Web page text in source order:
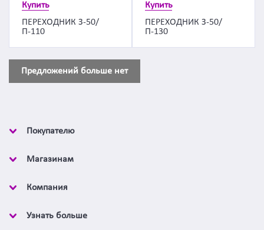
Купить
ПЕРЕХОДНИК З-50/
П-110
Купить
ПЕРЕХОДНИК З-50/
П-130
Предложений больше нет
Покупателю
Магазинам
Компания
Узнать больше